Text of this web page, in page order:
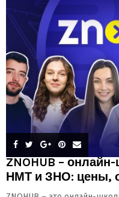
ZNOHUB –
НМТ и ЗНО: цены,